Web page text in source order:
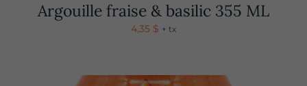
Argouille fraise & basilic 355 ML
4,35 $ + tx